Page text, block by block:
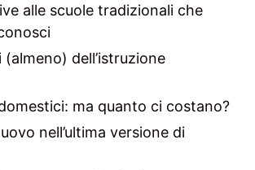
alle scuole tradizionali che
dell’istruzione
ma quanto ci costano?
nell’ultima versione di